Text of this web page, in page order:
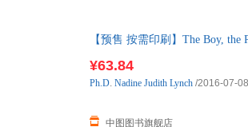
【预售 按需印刷】The Boy, the
¥63.84
中图图书旗舰店
Ph.D. Nadine Judith Lynch /2016-07-08